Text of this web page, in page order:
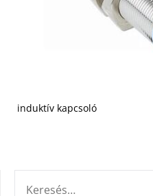
induktív kapcsoló